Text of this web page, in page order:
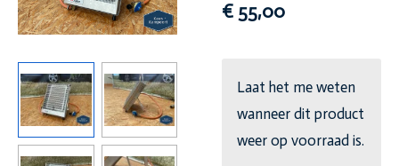
€ 55,00
Laat het me weten
wanneer dit product
weer op voorraad is.